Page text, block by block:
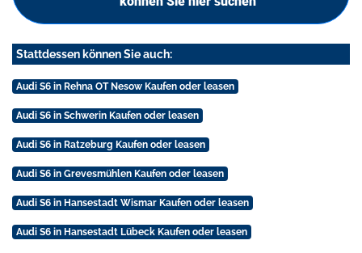
Stattdessen können Sie auch:
Audi S6 in Rehna OT Nesow Kaufen oder leasen
Audi S6 in Schwerin Kaufen oder leasen
Audi S6 in Ratzeburg Kaufen oder leasen
Audi S6 in Grevesmühlen Kaufen oder leasen
Audi S6 in Hansestadt Wismar Kaufen oder leasen
Audi S6 in Hansestadt Lübeck Kaufen oder leasen